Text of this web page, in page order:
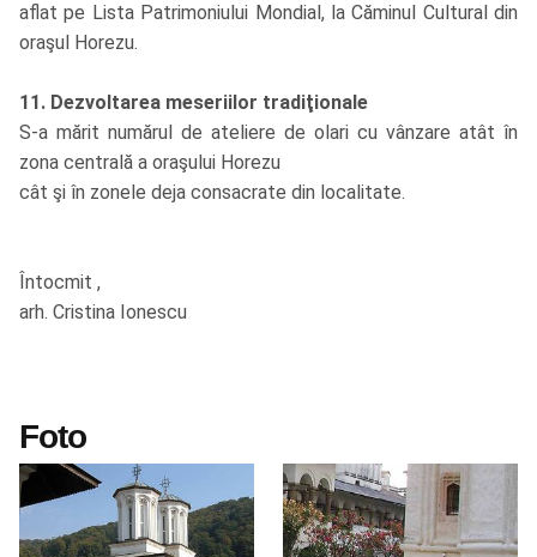
aflat pe Lista Patrimoniului Mondial, la Căminul Cultural din
oraşul Horezu.
11. Dezvoltarea meseriilor tradiţionale
S-a mărit numărul de ateliere de olari cu vânzare atât în
zona centrală a oraşului Horezu
cât şi în zonele deja consacrate din localitate.
Întocmit ,
arh. Cristina Ionescu
Foto